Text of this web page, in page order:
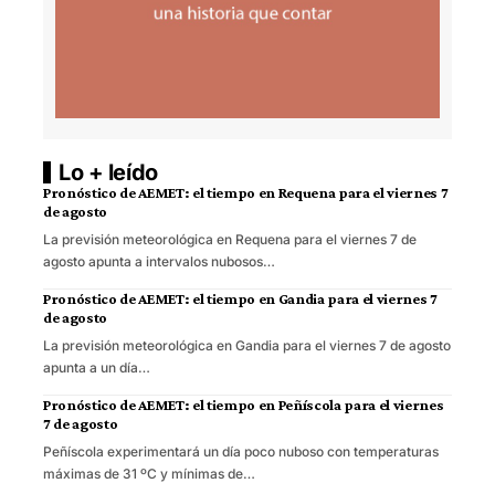
Lo + leído
Pronóstico de AEMET: el tiempo en Requena para el viernes 7
de agosto
La previsión meteorológica en Requena para el viernes 7 de
agosto apunta a intervalos nubosos…
Pronóstico de AEMET: el tiempo en Gandia para el viernes 7
de agosto
La previsión meteorológica en Gandia para el viernes 7 de agosto
apunta a un día…
Pronóstico de AEMET: el tiempo en Peñíscola para el viernes
7 de agosto
Peñíscola experimentará un día poco nuboso con temperaturas
máximas de 31 ºC y mínimas de…